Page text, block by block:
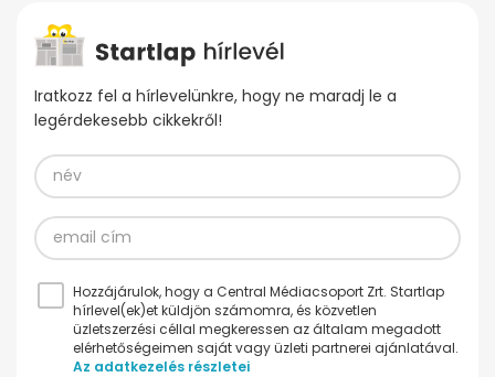
Iratkozz fel a hírlevelünkre, hogy ne maradj le a
legérdekesebb cikkekről!
Hozzájárulok, hogy a Central Médiacsoport Zrt. Startlap
hírlevel(ek)et küldjön számomra, és közvetlen
üzletszerzési céllal megkeressen az általam megadott
elérhetőségeimen saját vagy üzleti partnerei ajánlatával.
Az adatkezelés részletei